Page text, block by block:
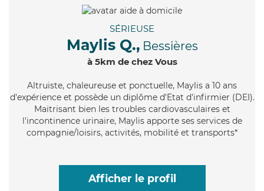
SÉRIEUSE
Maylis Q., Bessières
à 5km de chez Vous
Altruiste, chaleureuse et ponctuelle, Maylis a 10 ans
d'expérience et possède un diplôme d'Etat d'infirmier (DEI).
Maitrisant bien les troubles cardiovasculaires et
l'incontinence urinaire, Maylis apporte ses services de
compagnie/loisirs, activités, mobilité et transports*
Afficher le profil